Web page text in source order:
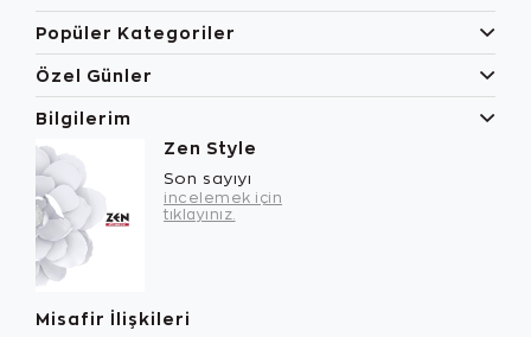
Popüler Kategoriler
Özel Günler
Bilgilerim
Zen Style
Son sayıyı
incelemek için
tıklayınız.
Misafir İlişkileri